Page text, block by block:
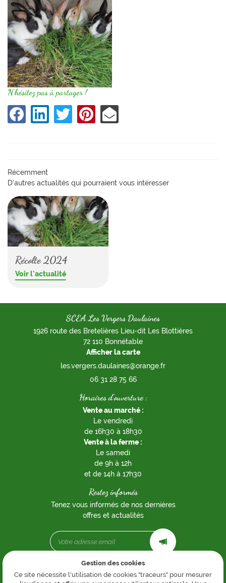
Accueil
produits
Actualités
Contact
N'hésitez pas à partager !
Récemment
D'autres actualités qui pourraient vous intéresser
Récolte 2024
Voir l'actualité
SCEA Les Vergers Daulaines
1926 route des Bretelières Lieu-dit Les Blottières
72 110 Bonnétable
Afficher la carte
06 31 28 75 66
Horaires d'ouverture :
Vente au marché:
Le vendredi
de 16h30 à 18h30
Vente à la ferme :
Le samedi
de 9h à 12h
et de 14h à 17h30
Restez informés
Tenez vous informés de nos dernières
offres et actualités
Mentions Légales
Gestion des cookies
Ce site nécessite l'utilisation de cookies "traceurs" pour mesurer